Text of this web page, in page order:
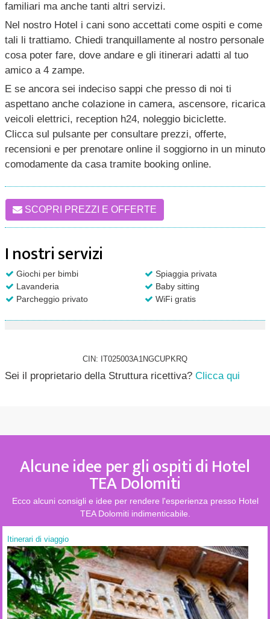
familiari ma anche tanti altri servizi.
Nel nostro Hotel i cani sono accettati come ospiti e come
tali li trattiamo. Chiedi tranquillamente al nostro personale
cosa poter fare, dove andare e gli itinerari adatti al tuo
amico a 4 zampe.
E se ancora sei indeciso sappi che presso di noi ti
aspettano anche colazione in camera, ascensore, ricarica
veicoli elettrici, reception h24, noleggio biciclette.
Clicca sul pulsante per consultare prezzi, offerte,
recensioni e per prenotare online il soggiorno in un minuto
comodamente da casa tramite booking online.
SCOPRI PREZZI E OFFERTE
I nostri servizi
Giochi per bimbi
Spiaggia privata
Lavanderia
Baby sitting
Parcheggio privato
WiFi gratis
CIN: IT025003A1NGCUPKRQ
Sei il proprietario della Struttura ricettiva? Clicca qui
Alcune idee per gli ospiti di Hotel
TEA Dolomiti
Ecco alcuni consigli e idee per rendere l'esperienza presso Hotel
TEA Dolomiti indimenticabile.
Itinerari di viaggio